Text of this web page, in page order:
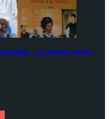
: un premier roman